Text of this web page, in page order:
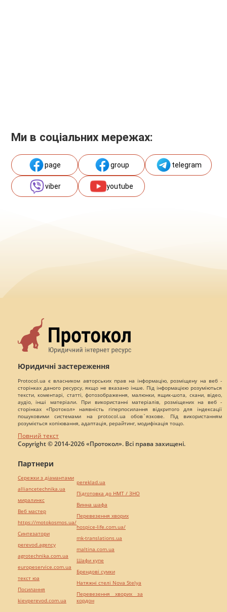
Ми в соціальних мережах:
page group telegram
viber youtube
Юридичні застереження
Protocol.ua є власником авторських прав на інформацію, розміщену на веб -
сторінках даного ресурсу, якщо не вказано інше. Під інформацією розуміються
тексти, коментарі, статті, фотозображення, малюнки, ящик-шота, скани, відео,
аудіо, інші матеріали. При використанні матеріалів, розміщених на веб -
сторінках «Протокол» наявність гіперпосилання відкритого для індексації
пошуковими системами на protocol.ua обов`язкове. Під використанням
розуміється копіювання, адаптація, рерайтинг, модифікація тощо.
Повний текст
Copyright © 2014-2026 «Протокол». Всі права захищені.
Партнери
Сережки з діамантами
alliancetechnika.ua
миралинкс
Веб мастер
https://motokosmos.ua/
Синтезатори
perevod.agency
agrotechnika.com.ua
europeservice.com.ua
текст юа
Посилання
kievperevod.com.ua
pereklad.ua
Підготовка до НМТ / ЗНО
Винна шафа
Перевезення хворих
hospice-life.com.ua/
mk-translations.ua
maltina.com.ua
Шафи купе
Брендові сумки
Натяжні стелі Nova Stelya
Перевезення хворих за
кордон